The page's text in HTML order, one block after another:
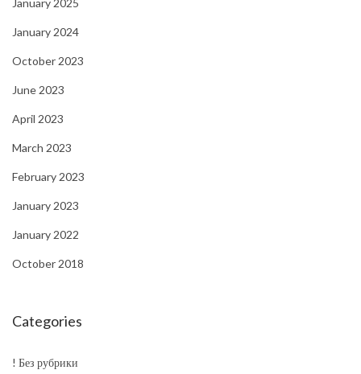
January 2024
October 2023
June 2023
April 2023
March 2023
February 2023
January 2023
January 2022
October 2018
Categories
! Без рубрики